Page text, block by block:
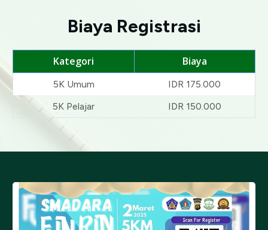
Biaya Registrasi
Kategori Biaya
5K Umum
IDR 175.000
5K Pelajar
IDR 150.000